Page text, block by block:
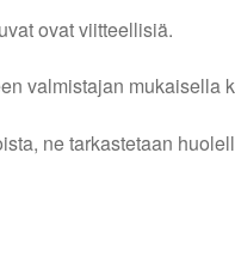
ovat viitteellisiä.
valmistajan mukaisella
ne tarkastetaan